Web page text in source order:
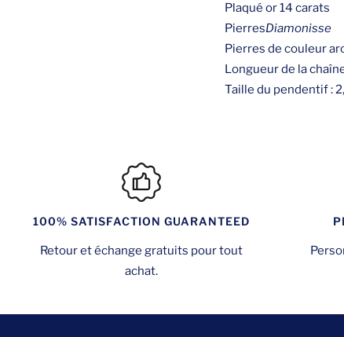
Plaqué or 14 carats
PierresDiamonisse
Pierres de couleur
Longueur de la
Taille du pendentif :
100% SATISFACTION GUARANTEED
Retour et échange gratuits pour tout
achat.